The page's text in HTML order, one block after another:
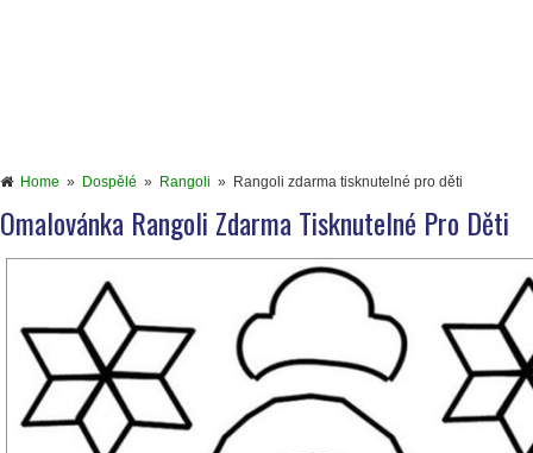
Home » Dospělé » Rangoli » Rangoli zdarma tisknutelné pro děti
Omalovánka Rangoli Zdarma Tisknutelné Pro Děti